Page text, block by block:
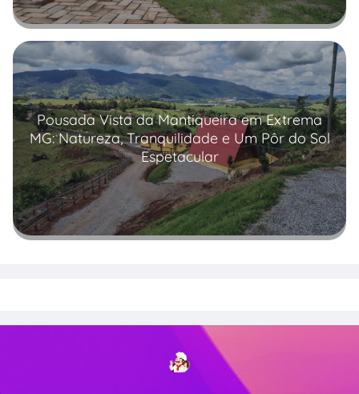
Read more
Pousada Vista da Mantiqueira em Extrema
MG: Natureza, Tranquilidade e Um Pôr do Sol
Espetacular
Read more